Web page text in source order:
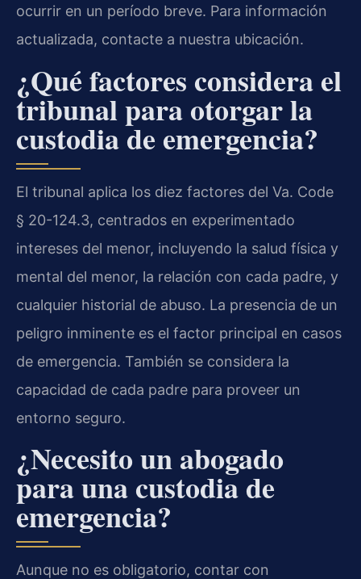
ocurrir en un período breve. Para información
actualizada, contacte a nuestra ubicación.
¿Qué factores considera el
tribunal para otorgar la
custodia de emergencia?
El tribunal aplica los diez factores del Va. Code
§ 20-124.3, centrados en experimentado
intereses del menor, incluyendo la salud física y
mental del menor, la relación con cada padre, y
cualquier historial de abuso. La presencia de un
peligro inminente es el factor principal en casos
de emergencia. También se considera la
capacidad de cada padre para proveer un
entorno seguro.
¿Necesito un abogado
para una custodia de
emergencia?
Aunque no es obligatorio, contar con